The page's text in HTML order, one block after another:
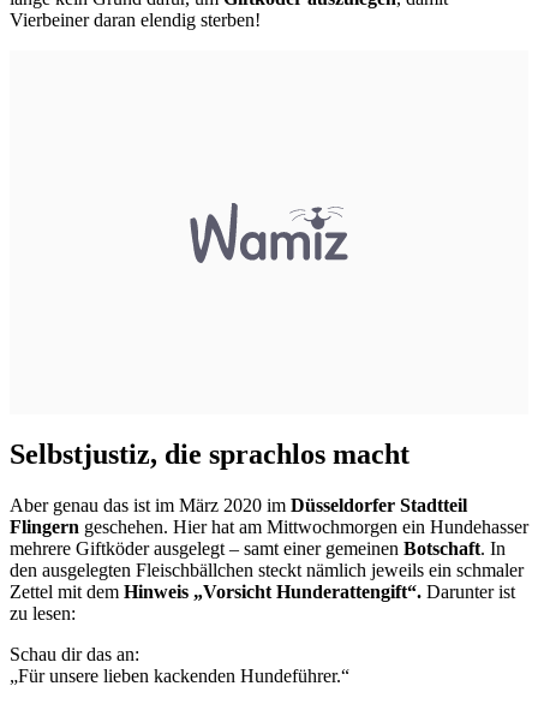
Vierbeiner daran elendig sterben!
Selbstjustiz, die sprachlos macht
Aber genau das ist im März 2020 im Düsseldorfer Stadtteil
Flingern geschehen. Hier hat am Mittwochmorgen ein Hundehasser
mehrere Giftköder ausgelegt – samt einer gemeinen Botschaft. In
den ausgelegten Fleischbällchen steckt nämlich jeweils ein schmaler
Zettel mit dem Hinweis „Vorsicht Hunderattengift“. Darunter ist
zu lesen:
Schau dir das an:
„Für unsere lieben kackenden Hundeführer.“